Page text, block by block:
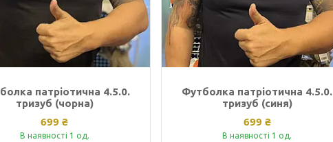
патріотична 4.5.0.
тризуб (чорна)
699 ₴
В наявності 1 од.
Футболка патріотична 4.5.0.
тризуб (синя)
699 ₴
В наявності 1 од.